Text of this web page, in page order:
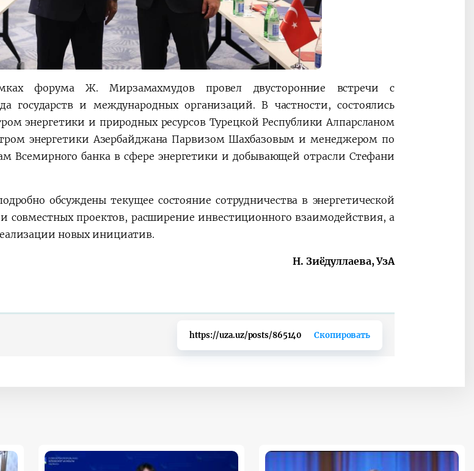
форума Ж. Мирзамахмудов провел двусторонние встречи с
государств и международных организаций. В частности, состоялись
энергетики и природных ресурсов Турецкой Республики Алпарсланом
энергетики Азербайджана Парвизом Шахбазовым и менеджером по
Всемирного банка в сфере энергетики и добывающей отрасли Стефани
обсуждены текущее состояние сотрудничества в энергетической
совместных проектов, расширение инвестиционного взаимодействия, а
новых инициатив.
Н. Зиёдуллаева, УзА
https://uza.uz/posts/865140 Скопировать